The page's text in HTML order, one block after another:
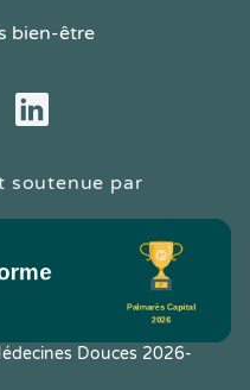
bien-être
LinkedIn
soutenue par
Douces 2026-